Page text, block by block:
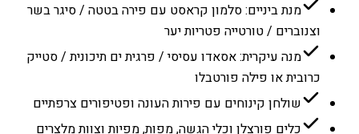
מנת ביניים: סלמון קראסט עם פירה בטטה / סיגר בשר
וצנוברים / טורטייה פטריות יער
מנה עיקרית: אסאדו עסיסי / פרגית ים תיכונית / סטייק
כרובית או פילה פורטבלו
שולחן קינוחים עם פירות העונה ופטיפורים צרפתיים
כלים פורצלן וכלי הגשה, מפות, מפיות וצוות מלצרים